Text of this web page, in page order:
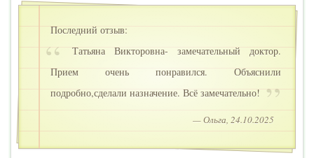
Последний отзыв:
Татьяна Викторовна- замечательный доктор.
Прием очень понравился. Объяснили
подробно,сделали назначение. Всё замечательно!
— Ольга, 24.10.2025